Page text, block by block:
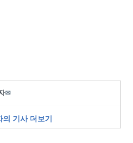
✉
의 기사 더보기